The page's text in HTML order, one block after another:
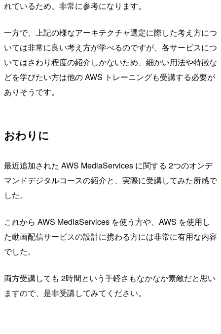
れているため、非常に参考になります。
一方で、上記の様なアーキテクチャ選定に際した考え方につ
いては非常に良い考え方が学べるのですが、各サービスにつ
いてはさわり程度の紹介しかないため、細かい用法や特徴な
どを学びたい方は他の AWS トレーニングも受講する必要が
ありそうです。
おわりに
最近追加された AWS MediaServices に関する 2つのオンデ
マンドデジタルコースの紹介と、実際に受講してみた所感で
した。
これから AWS MediaServices を使う方や、AWS を使用し
た動画配信サービスの設計に携わる方には非常に有用な内容
でした。
両方受講しても 2時間という手軽さもなかなか素敵だと思い
ますので、是非受講してみてください。